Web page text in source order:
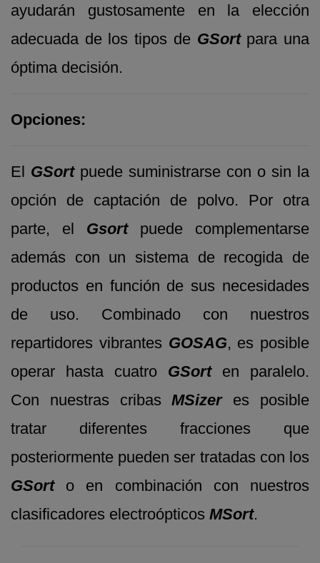
ayudarán gustosamente en la elección
adecuada de los tipos de GSortpara una
óptima decisión.
Opciones:
El GSort puede suministrarse con o sin la
opción de captación de polvo. Por otra
parte, el Gsortpuede complementarse
además con un sistema de recogida de
productos en función de sus necesidades
de uso. Combinado con nuestros
repartidores vibrantes GOSAG, es posible
operar hasta cuatro GSorten paralelo.
Con nuestras cribasMSizeres posible
tratar diferentes fracciones que
posteriormente pueden ser tratadas con los
GSorto en combinación con nuestros
clasificadores electroópticos MSort.